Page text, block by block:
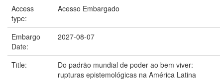
Access
type:
Acesso Embargado
Embargo
Date:
2027-08-07
Title:
Do padrão mundial de poder ao bem viver:
rupturas epistemológicas na América Latina